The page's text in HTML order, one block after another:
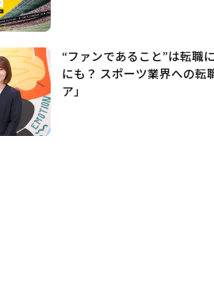
“ファンであること”は転職
にも？ スポーツ業界への転
ア」